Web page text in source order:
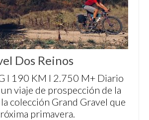
Dos Reinos
I 190 KM I 2.750 M+ Diario
viaje de prospección de la
colección Grand Gravel que
primavera.